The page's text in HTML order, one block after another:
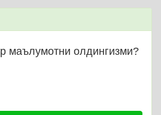
маълумотни олдингизми?